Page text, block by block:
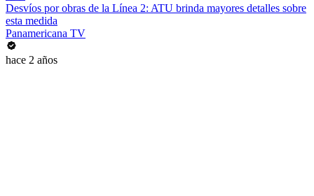
Desvíos por obras de la Línea 2: ATU brinda mayores detalles sobre
esta medida
Panamericana TV
hace 2 años